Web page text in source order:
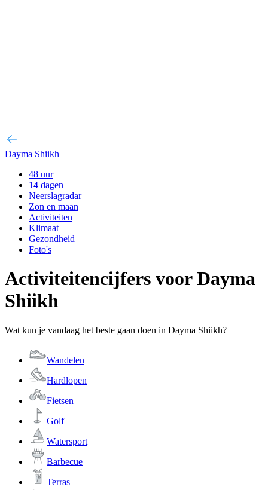
Dayma Shiikh
48 uur
14 dagen
Neerslagradar
Zon en maan
Activiteiten
Klimaat
Gezondheid
Foto's
Activiteitencijfers voor Dayma
Shiikh
Wat kun je vandaag het beste gaan doen in Dayma Shiikh?
Wandelen
Hardlopen
Fietsen
Golf
Watersport
Barbecue
Terras